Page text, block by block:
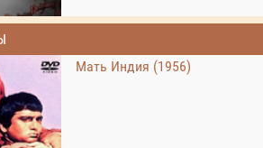
Мать Индия (1956)